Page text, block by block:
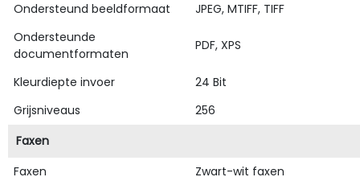
Ondersteund beeldformaat
JPEG, MTIFF, TIFF
Ondersteunde
documentformaten
PDF, XPS
Kleurdiepte invoer
24 Bit
Grijsniveaus
256
Faxen
Faxen
Zwart-wit faxen